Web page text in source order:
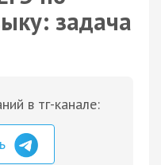
задача
в тг-канале: